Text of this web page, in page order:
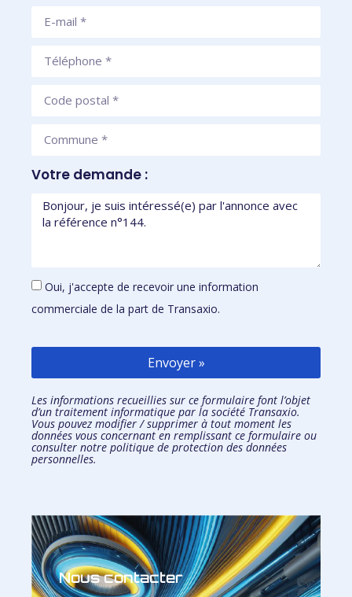
Votre demande :
Oui, j'accepte de recevoir une information
commerciale de la part de Transaxio.
Envoyer »
Les informations recueillies sur ce formulaire font l’objet
d’un traitement informatique par la société Transaxio.
Vous pouvez modifier / supprimer à tout moment les
données vous concernant en remplissantce formulaire ou
consulter notrepolitique de protection des données
personnelles.
Nous contacter